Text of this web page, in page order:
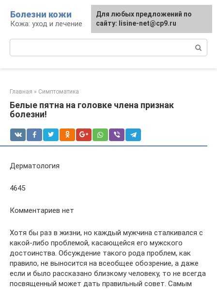
контенту
Болезни кожи
Кожа: уход и лечение
Главная » Симптоматика
Белые пятна на головке члена признак
болезни!
Дерматология
4645
Комментариев нет
Хотя бы раз в жизни, но каждый мужчина сталкивался с
какой-либо проблемой, касающейся его мужского
достоинства. Обсуждение такого рода проблем, как
правило, не выносится на всеобщее обозрение, а даже
если и было рассказано близкому человеку, то не всегда
посвященный может дать правильный совет. Самым
Для любых предложений по
сайту: lisine-net@cp9.ru